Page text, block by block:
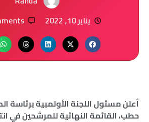
يناير 10, 2022
أعلن مسئول اللجنة الأولمبية
حطب، القائمة النهائية للمرشحين في